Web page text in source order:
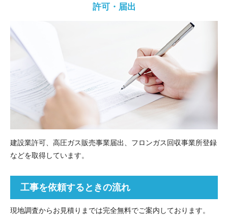
許可・届出
建設業許可、高圧ガス販売事業届出、フロンガス回収事業所登録
などを取得しています。
工事を依頼するときの流れ
現地調査からお見積りまでは完全無料でご案内しております。